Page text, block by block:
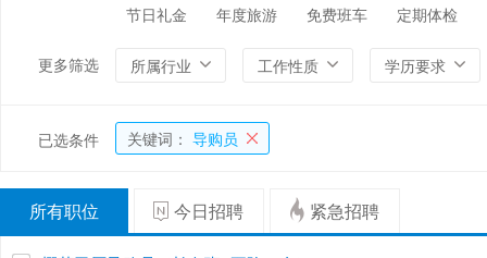
节日礼金
年度旅游 免费班车 定期体检
更多筛选 所属行业 工作性质 学历要求
已选条件 关键词： 导购员
所有职位 今日招聘 紧急招聘